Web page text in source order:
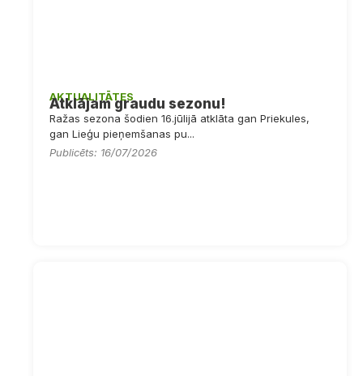
AKTUALITĀTES
Atklājam graudu sezonu!
Ražas sezona šodien 16.jūlijā atklāta gan Priekules,
gan Lieģu pieņemšanas pu...
Publicēts: 16/07/2026